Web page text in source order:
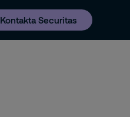
Kontakta Securitas